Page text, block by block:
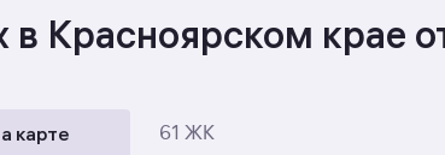
Красноярском крае
карте 61 ЖК